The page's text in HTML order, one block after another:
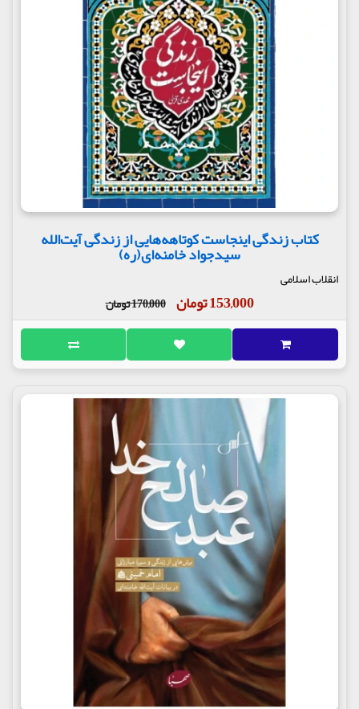
کتاب زندگی اینجاست کوتاهه‌هایی از زندگی آیت‌الله‌
سیدجواد خامنه‌ای(ره)
انقلاب اسلامی
153,000 تومان 170,000 تومان